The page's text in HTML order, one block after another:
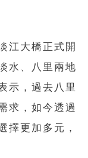
江大橋正式開
水、八里兩地
示，過去八里
求，如今透過
擇更加多元，